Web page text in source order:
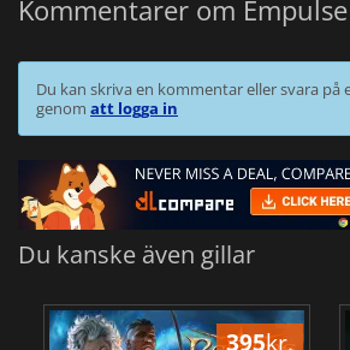
Kommentarer om Empulse
Du kan skriva en kommentar eller svara på
genom att logga in
Du kanske även gillar
395kr.